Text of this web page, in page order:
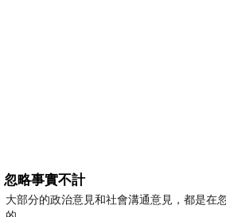
忽略事實不計
大部分的政治意見和社會溝通意見，都是在